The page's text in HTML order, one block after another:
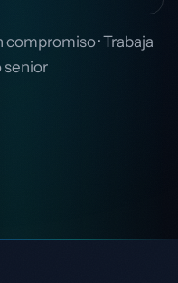
compromiso · Trabaja
senior